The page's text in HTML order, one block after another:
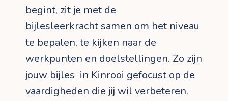
begint, zit je met de
bijlesleerkracht samen om het niveau
te bepalen, te kijken naar de
werkpunten en doelstellingen. Zo zijn
jouw bijles in Kinrooi gefocust op de
vaardigheden die jij wil verbeteren.